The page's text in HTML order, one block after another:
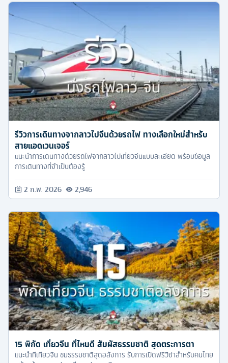
รีวิวการเดินทางจากลาวไปจีนด้วยรถไฟ ทางเลือกใหม่สำหรับ
สายแอดเวนเจอร์
แนะนำการเดินทางด้วยรถไฟจากลาวไปเที่ยวจีนแบบละเอียด พร้อมข้อมูล
การเดินทางที่จำเป็นต้องรู้
2 ก.พ. 2026 2,946
15 พิกัด เที่ยวจีน ที่ไหนดี สัมผัสธรรมชาติ สุดตระการตา
แนะนำที่เที่ยวจีน ชมธรรมชาติสุดอลังการ รับการเปิดฟรีวีซ่าสำหรับคนไทย